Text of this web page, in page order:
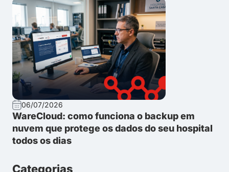
06/07/2026
WareCloud: como funciona o backup em
nuvem que protege os dados do seu hospital
todos os dias
Categorias